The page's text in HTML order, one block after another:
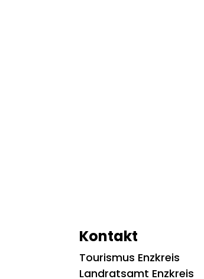
Kontakt
Tourismus Enzkreis
Landratsamt Enzkreis